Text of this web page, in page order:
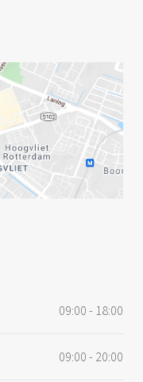
09:00 - 18:00
09:00 - 20:00